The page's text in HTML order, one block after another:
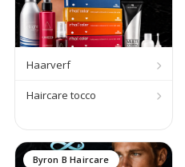
Haarverf
Haircare tocco
Byron B Haircare